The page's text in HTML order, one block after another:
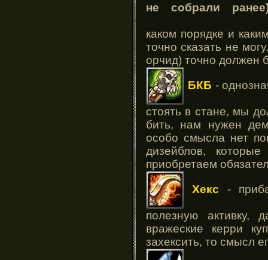
не собрали
каком порядке и
точно сказать не
орчид) точно должен
БКБ -
стоять в стане, мы
бить, нам нужен
особо смысла нет
дизейблов,
приобретаем
Хекc -
полезную активку,
вражеские керри
захексить, то смысл